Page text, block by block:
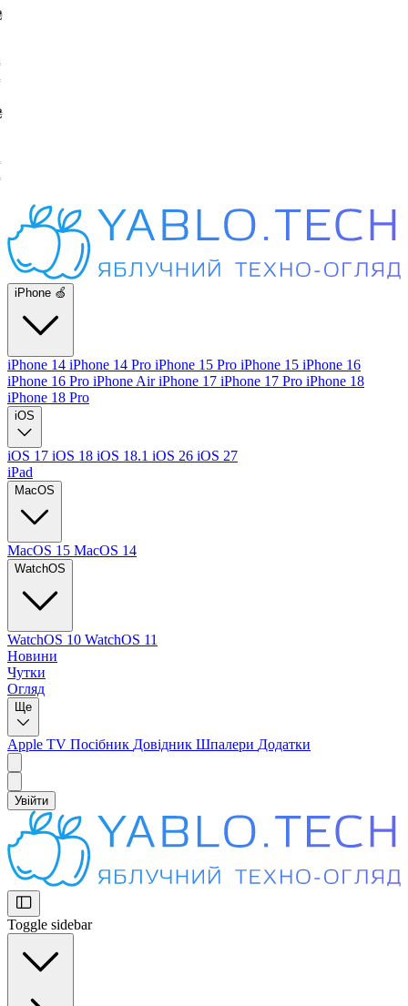
iPhone 🍏
iPhone 14 iPhone 14 Pro iPhone 15 Pro iPhone 15 iPhone 16
iPhone 16 Pro iPhone AiriPhone 17 iPhone 17 Pro iPhone 18
iPhone 18 Pro
iOS
iOS 17 iOS 18 iOS 18.1 iOS 26 iOS 27
iPad
MacOS
MacOS 15 MacOS 14
WatchOS
WatchOS 10 WatchOS 11
Новини
Чутки
Огляд
Ще
Apple TV Посібник Довідник Шпалери Додатки
Увійти
Toggle sidebar